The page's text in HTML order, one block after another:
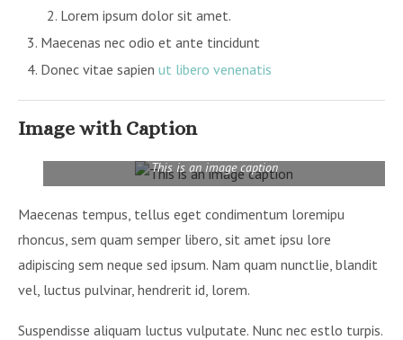
Lorem ipsum dolor sit amet.
Maecenas nec odio et ante tincidunt
Donec vitae sapien ut libero venenatis
Image with Caption
This is an image caption
Maecenas tempus, tellus eget condimentum loremipu
rhoncus, sem quam semper libero, sit amet ipsu lore
adipiscing sem neque sed ipsum. Nam quam nunctlie, blandit
vel, luctus pulvinar, hendrerit id, lorem.
Suspendisse aliquam luctus vulputate. Nunc nec estlo turpis.